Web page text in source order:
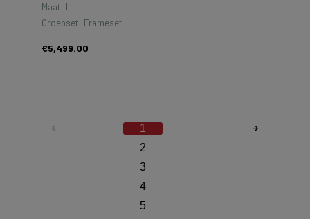
Maat: L
Groepset: Frameset
€5,499.00
1
2
3
4
5